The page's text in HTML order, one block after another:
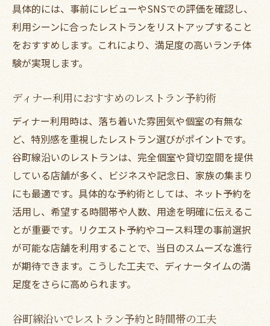
具体的には、事前にレビューやSNSでの評価を確認し、
利用シーンに合ったレストランをリストアップすること
をおすすめします。これにより、満足度の高いランチ体
験が実現します。
ディナー利用におすすめのレストラン予約術
ディナー利用時は、落ち着いた雰囲気や個室の有無な
ど、特別感を重視したレストラン選びがポイントです。
谷町線沿いのレストランは、完全個室や貸切空間を提供
している店舗が多く、ビジネスや記念日、家族の集まり
にも最適です。具体的な予約術としては、ネット予約を
活用し、希望する時間帯や人数、用途を明確に伝えるこ
とが重要です。リクエスト予約やコース料理の事前選択
が可能な店舗を利用することで、当日のスムーズな進行
が期待できます。こうした工夫で、ディナータイムの満
足度をさらに高められます。
谷町線沿いでレストラン予約と時間帯の工夫